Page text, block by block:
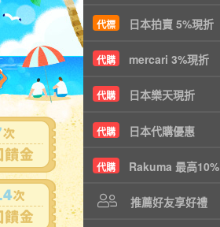
代標 日本拍賣 5%現折
代購 mercari 3%現折
代購 日本樂天現折
代購 日本代購優惠
代購 Rakuma 最高10%現折
推薦好友享好禮
08【現状】リラックマ グッズ あつめてぬいぐるみ まとめ売り いちご 赤ずきん /リラックマ
6067円 NT1312